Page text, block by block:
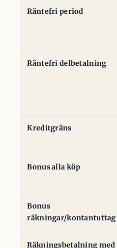
Räntefri period
Räntefri delbetalning
Kreditgräns
Bonus alla köp
Bonus
räkningar/kontantuttag
Räkningsbetalning med